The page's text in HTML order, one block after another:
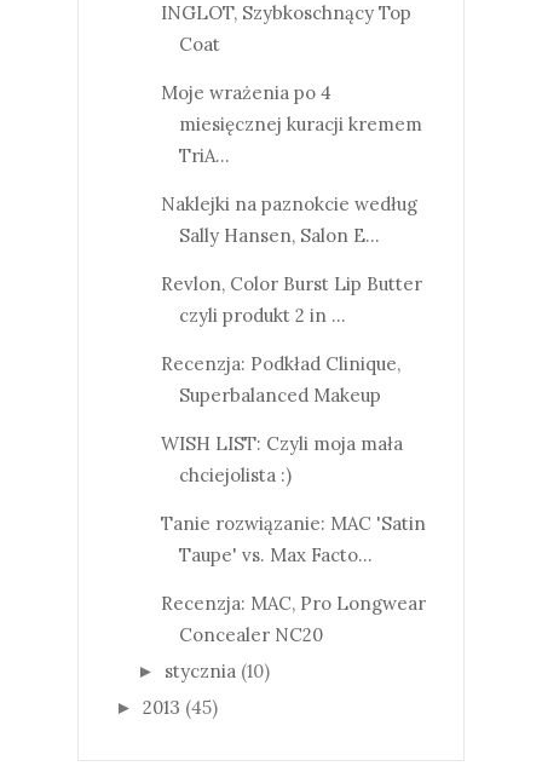
INGLOT, Szybkoschnący Top
Coat
Moje wrażenia po 4
miesięcznej kuracji kremem
TriA...
Naklejki na paznokcie według
Sally Hansen, Salon E...
Revlon, Color Burst Lip Butter
czyli produkt 2 in ...
Recenzja: Podkład Clinique,
Superbalanced Makeup
WISH LIST: Czyli moja mała
chciejolista :)
Tanie rozwiązanie: MAC 'Satin
Taupe' vs. Max Facto...
Recenzja: MAC, Pro Longwear
Concealer NC20
► stycznia (10)
► 2013 (45)